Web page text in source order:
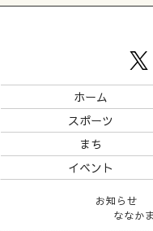
ホーム
スポーツ
まち
イベント
お知らせ
ななか